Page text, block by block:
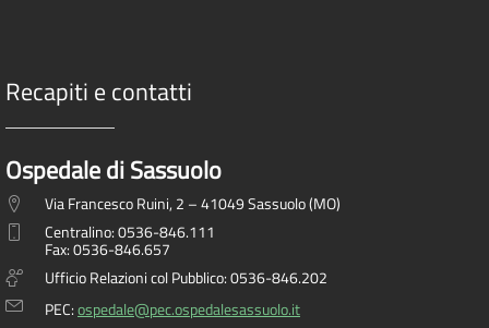
Recapiti e contatti
Ospedale di Sassuolo
Via Francesco Ruini, 2 – 41049 Sassuolo (MO)
Centralino: 0536-846.111
Fax: 0536-846.657
Ufficio Relazioni col Pubblico: 0536-846.202
PEC:ospedale@pec.ospedalesassuolo.it